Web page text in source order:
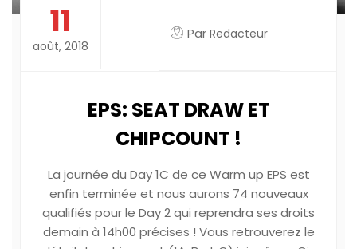
11
août, 2018
Par Redacteur
EPS: SEAT DRAW ET
CHIPCOUNT !
La journée du Day 1C de ce Warm up EPS est
enfin terminée et nous aurons 74 nouveaux
qualifiés pour le Day 2 qui reprendra ses droits
demain à 14h00 précises ! Vous retrouverez le